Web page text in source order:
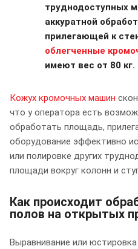
труднодоступных
аккуратной
прилегающей к
облегченные
имеют вес от 80 кг.
Кожух кромочных машин
что у оператора есть
обработать площадь,
оборудование эффективно
или полировке других
площади вокруг колонн и
Как происходит
полов на открытых
Выравнивание или